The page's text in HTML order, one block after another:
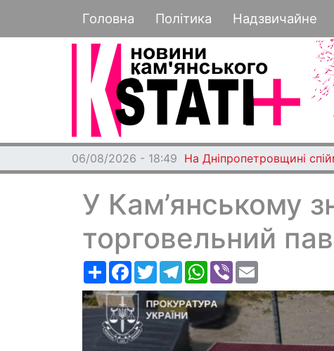
Основная навигация
Головна Політика Надзвичайне
06/08/2026 - 18:49 На Дніпропетровщині
У Кам’янському
торговельний
РесурсFacebook
TwitterTelegramWhatsApp
Viber